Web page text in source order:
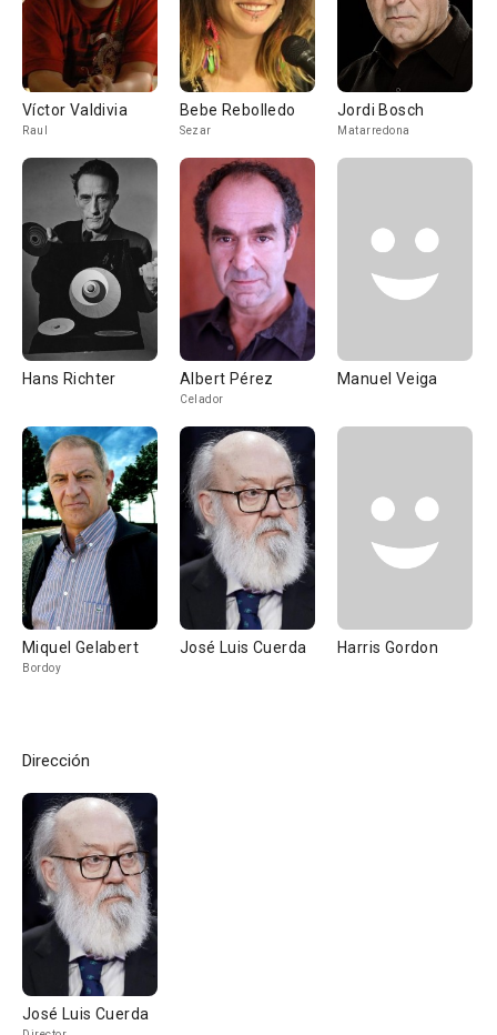
Víctor Valdivia
Raul
Bebe Rebolledo
Sezar
Jordi Bosch
Matarredona
Hans Richter Albert Pérez
Celador
Manuel Veiga
Miquel Gelabert
Bordoy
José Luis Cuerda Harris Gordon
Dirección
José Luis Cuerda